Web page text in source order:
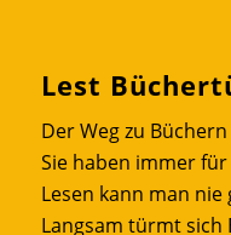
Lest
Der Weg zu
Sie haben immer
Lesen kann man nie
Langsam türmt sich